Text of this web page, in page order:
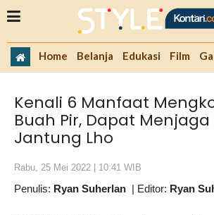
Home Belanja Edukasi Film
Kenali 6 Manfaat
Buah Pir, Dapat
Jantung Lho
Rabu, 25 Mei 2022 | 10:41 WIB
Penulis: Ryan Suherlan | Editor: Ryan